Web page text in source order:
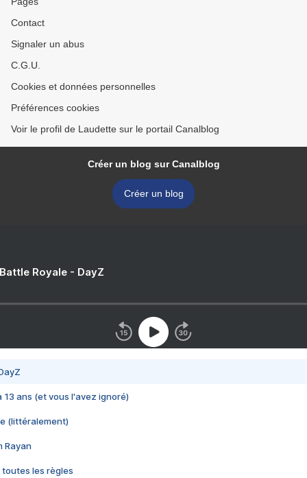
Contact
Signaler un abus
C.G.U.
Cookies et données personnelles
Préférences cookies
Voir le profil de Laudette sur le portail Canalblog
Créer un blog sur Canalblog
Créer un blog
Royale - DayZ
13 ans (et vous l'avez ignoré)
(littéralement)
Rayan
toutes les règles